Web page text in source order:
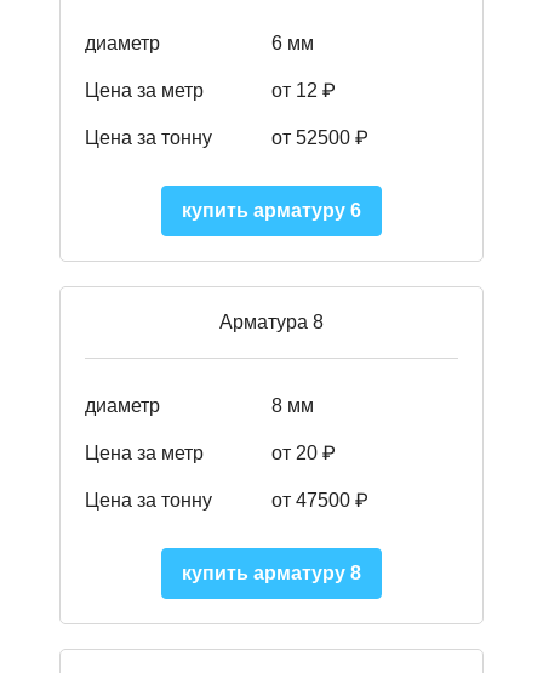
диаметр 6 мм
Цена за метр от 12 ₽
Цена за тонну от 52500 ₽
купить арматуру 6
Арматура 8
диаметр 8 мм
Цена за метр от 20 ₽
Цена за тонну от 47500 ₽
купить арматуру 8